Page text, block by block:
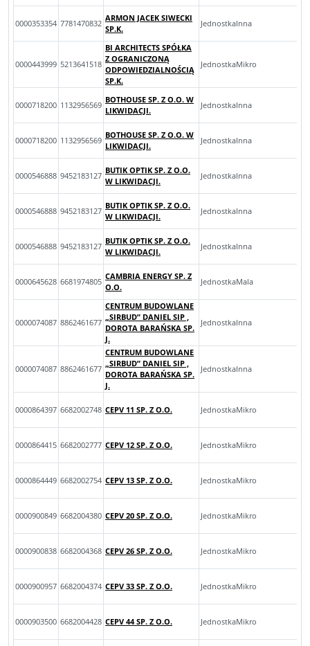
0000353354 7781470832
ARMON JACEK SIWECKI
SP.K.
JednostkaInna
0000443999 5213641518
BI ARCHITECTS SPÓŁKA
Z OGRANICZONĄ
ODPOWIEDZIALNOŚCIĄ
SP.K.
JednostkaMikro
0000718200 1132956569
BOTHOUSE SP. Z O.O. W
LIKWIDACJI.
JednostkaInna
0000718200 1132956569
BOTHOUSE SP. Z O.O. W
LIKWIDACJI.
JednostkaInna
0000546888 9452183127
BUTIK OPTIK SP. Z O.O.
W LIKWIDACJI.
JednostkaInna
0000546888 9452183127
BUTIK OPTIK SP. Z O.O.
W LIKWIDACJI.
JednostkaInna
0000546888 9452183127
BUTIK OPTIK SP. Z O.O.
W LIKWIDACJI.
JednostkaInna
0000645628 6681974805
CAMBRIA ENERGY SP. Z
O.O.
JednostkaMala
0000074087 8862461677
CENTRUM BUDOWLANE
„SIRBUD” DANIEL SIP ,
DOROTA BARAŃSKA SP.
J.
JednostkaInna
0000074087 8862461677
CENTRUM BUDOWLANE
„SIRBUD” DANIEL SIP ,
DOROTA BARAŃSKA SP.
J.
JednostkaInna
0000864397 6682002748 CEPV 11 SP. Z O.O. JednostkaMikro
0000864415 6682002777 CEPV 12 SP. Z O.O. JednostkaMikro
0000864449 6682002754 CEPV 13 SP. Z O.O. JednostkaMikro
0000900849 6682004380 CEPV 20 SP. Z O.O. JednostkaMikro
0000900838 6682004368 CEPV 26 SP. Z O.O. JednostkaMikro
0000900957 6682004374 CEPV 33 SP. Z O.O. JednostkaMikro
0000903500 6682004428 CEPV 44 SP. Z O.O. JednostkaMikro